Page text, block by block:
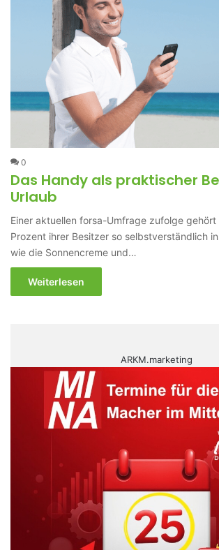
0
Das Handy als praktischer
Urlaub
Einer aktuellen forsa-Umfrage zufolge
Prozent ihrer Besitzer so selbstverständlich
wie die Sonnencreme und…
Weiterlesen
ARKM.marketing